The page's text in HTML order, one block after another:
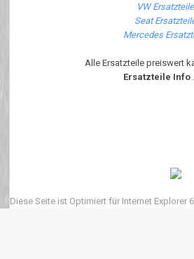
VW Ersatzteile
Seat
Mercedes
Alle Ersatzteile preiswert
Ersatzteile Info
Diese Seite ist Optimiert für Internet Explorer